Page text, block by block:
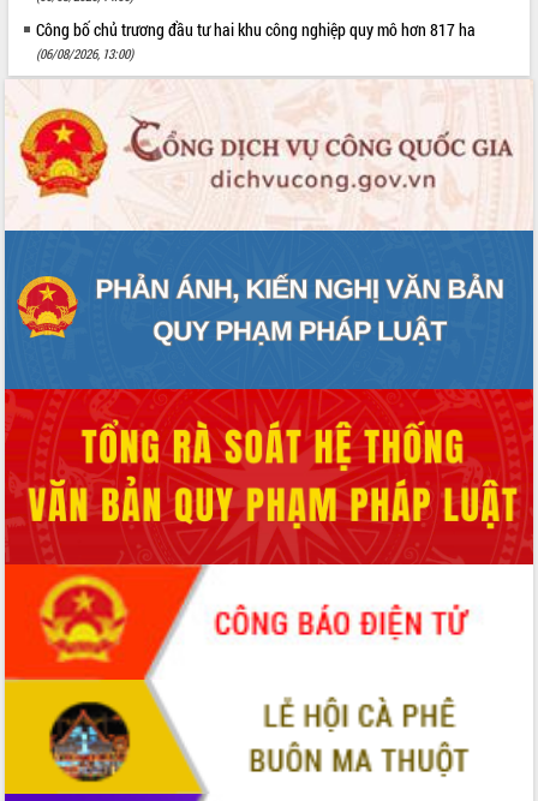
Công bố chủ trương đầu tư hai khu công nghiệp quy mô hơn 817 ha
(06/08/2026, 13:00)